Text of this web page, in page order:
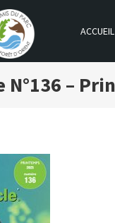
DU PARC DE
ACCUEIL
N°136 –